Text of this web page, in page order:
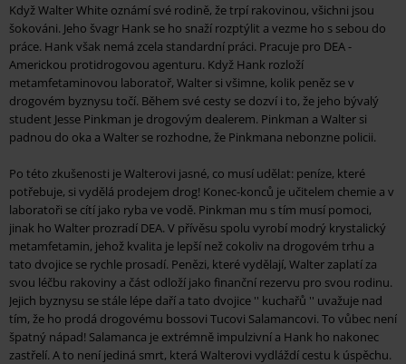
Když Walter White oznámí své rodině, že trpí rakovinou, všichni jsou
šokováni. Jeho švagr Hank se ho snaží rozptýlit a vezme ho s sebou do
práce. Hank však nemá zcela standardní práci. Pracuje pro DEA -
Americkou protidrogovou agenturu. Když Hank rozloží
metamfetaminovou laboratoř, Walter si všimne, kolik peněz se v
drogovém byznysu točí. Během své cesty se dozví i to, že jeho bývalý
student Jesse Pinkman je drogovým dealerem. Pinkman a Walter si
padnou do oka a Walter se rozhodne, že Pinkmana nebonzne policii.
Po této zkušenosti je Walterovi jasné, co musí udělat: peníze, které
potřebuje, si vydělá prodejem drog! Konec-konců je učitelem chemie a v
laboratoři se cítí jako ryba ve vodě. Pinkman mu s tím musí pomoci,
jinak ho Walter prozradí DEA. V přívěsu spolu vyrobí modrý krystalický
metamfetamin, jehož kvalita je lepší než cokoliv na drogovém trhu a
tato dvojice se rychle prosadí. Penězi, které vydělají, Walter zaplatí za
svou léčbu rakoviny a část odloží jako finanční rezervu pro svou rodinu.
Jejich byznysu se stále lépe daří a tato dvojice '' kuchařů '' uvažuje nad
tím, že ho prodá drogovému bossovi Tucovi Salamancovi. To vůbec není
špatný nápad! Salamanca je extrémně impulzivní a Hank ho nakonec
zastřelí. A to není jediná smrt, která Walterovi vydláždí cestu k úspěchu.